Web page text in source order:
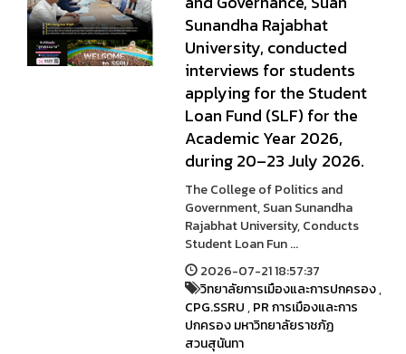
Sunandha Rajabhat
University, conducted
interviews for students
applying for the Student
Loan Fund (SLF) for the
Academic Year 2026,
during 20–23 July 2026.
The College of Politics and
Government, Suan Sunandha
Rajabhat University, Conducts
Student Loan Fun ...
2026-07-21 18:57:37
วิทยาลัยการเมืองและการปกครอง,
CPG.SSRU,PR การเมืองและการ
ปกครอง มหาวิทยาลัยราชภัฏ
สวนสุนันทา